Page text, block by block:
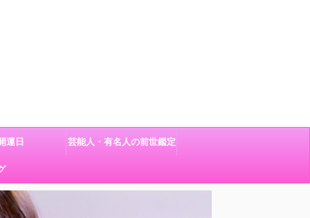
運日 芸能人・有名人の前世鑑定